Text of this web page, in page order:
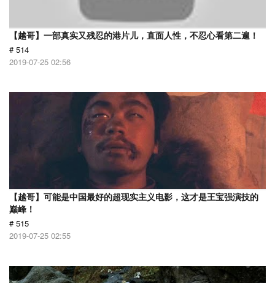
【越哥】一部真实又残忍的港片儿，直面人性，不忍心看第二遍！
# 514
2019-07-25 02:56
【越哥】可能是中国最好的超现实主义电影，这才是王宝强演技的
巅峰！
# 515
2019-07-25 02:55